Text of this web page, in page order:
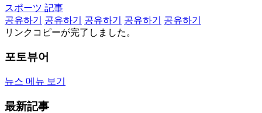
スポーツ 記事
공유하기
공유하기 공유하기 공유하기
공유하기
リンクコピーが完了しました。
포토뷰어
뉴스 메뉴 보기
最新記事